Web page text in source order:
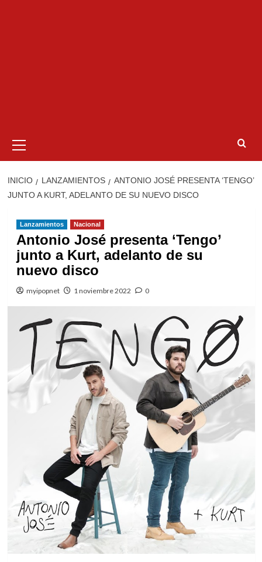
primario
INICIO LANZAMIENTOS
ANTONIO JOSÉ PRESENTA ‘TENGO’
JUNTO A KURT, ADELANTO DE SU NUEVO DISCO
Lanzamientos Nacional
Antonio José presenta ‘Tengo’
junto a Kurt, adelanto de su
nuevo disco
myipopnet 1 noviembre 2022 0